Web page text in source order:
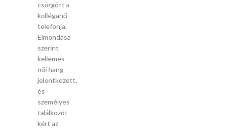
csörgött a
kolléganő
telefonja.
Elmondása
szerint
kellemes
női hang
jelentkezett,
és
személyes
találkozót
kért az